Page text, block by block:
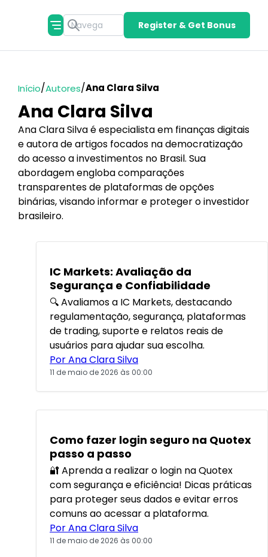
Register & Get Bonus
Início/Autores/Ana Clara Silva
Ana Clara Silva
Ana Clara Silva é especialista em finanças digitais
e autora de artigos focados na democratização
do acesso a investimentos no Brasil. Sua
abordagem engloba comparações
transparentes de plataformas de opções
binárias, visando informar e proteger o investidor
brasileiro.
IC Markets: Avaliação da
Segurança e Confiabilidade
🔍 Avaliamos a IC Markets, destacando
regulamentação, segurança, plataformas
de trading, suporte e relatos reais de
usuários para ajudar sua escolha.
Por Ana Clara Silva
11 de maio de 2026 às 00:00
Como fazer login seguro na Quotex
passo a passo
🔐 Aprenda a realizar o login na Quotex
com segurança e eficiência! Dicas práticas
para proteger seus dados e evitar erros
comuns ao acessar a plataforma.
Por Ana Clara Silva
11 de maio de 2026 às 00:00